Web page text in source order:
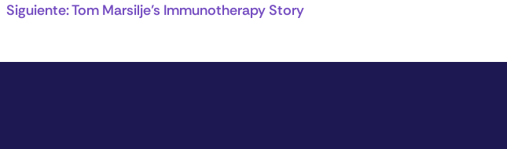
Siguiente:Tom Marsilje’s Immunotherapy Story